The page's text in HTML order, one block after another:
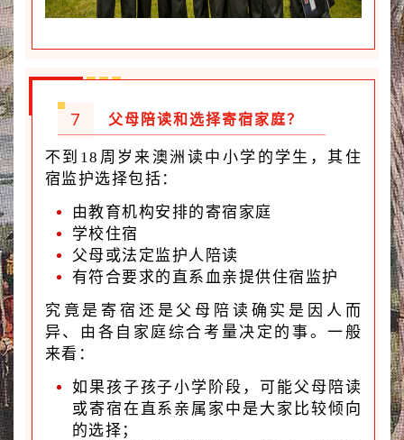
7 父母陪读和选择寄宿家庭？
不到18周岁来澳洲读中小学的学生，其住
宿监护选择包括：
由教育机构安排的寄宿家庭
学校住宿
父母或法定监护人陪读
有符合要求的直系血亲提供住宿监护
究竟是寄宿还是父母陪读确实是因人而
异、由各自家庭综合考量决定的事。一般
来看：
如果孩子孩子小学阶段，可能父母陪读
或寄宿在直系亲属家中是大家比较倾向
的选择；